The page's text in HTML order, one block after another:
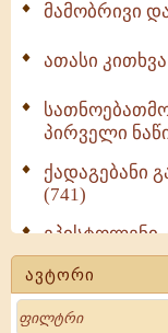
მამობრივი
ათასი
პირველი
ქადაგებანი
(741)
ეპისტოლენი,
(723)
მოძღვრის
ავტორი
Search